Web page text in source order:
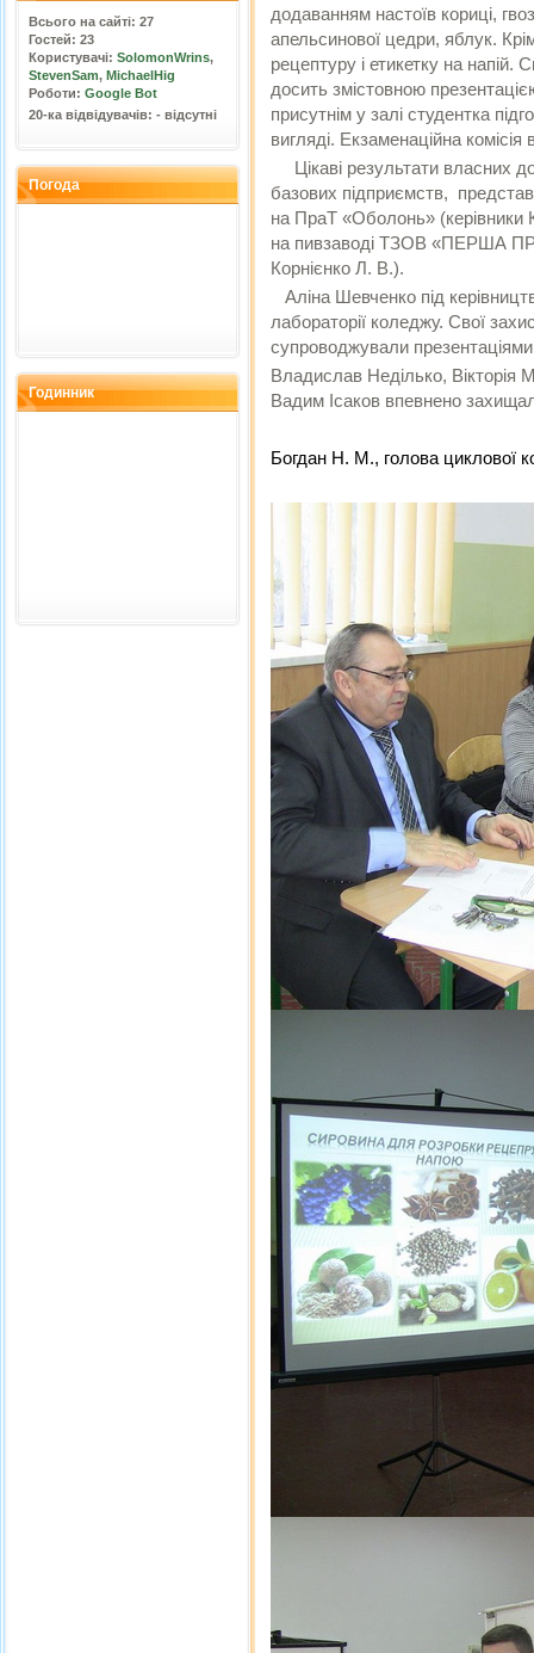
Всього на сайті: 27
Гостей: 23
Користувачі: SolomonWrins,
StevenSam, MichaelHig
Роботи: Google Bot
20-ка відвідувачів: - відсутні
Погода
Годинник
додаванням настоїв кориці,
апельсинової цедри, яблук.
рецептуру і етикетку на
досить змістовною
присутнім у залі студентка
вигляді. Екзаменаційна
Цікаві результати власних
базових підприємств,
на ПраТ «Оболонь» (керівники
на пивзаводі ТЗОВ «ПЕРША
Корнієнко Л. В.).
Аліна Шевченко під
лабораторії коледжу. Свої
супроводжували
Владислав Неділько,
Вадим Ісаков впевнено
Богдан Н. М., голова циклової